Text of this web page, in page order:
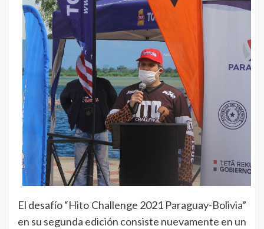
El desafío “Hito Challenge 2021 Paraguay-Bolivia”
en su segunda edición consiste nuevamente en un